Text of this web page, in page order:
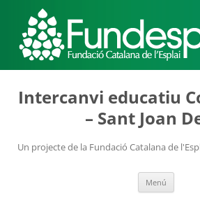
Intercanvi educatiu
– Sant Joan
Un projecte de la Fundació Catalana de
Menú
MÓN
ALBERG CENTRE